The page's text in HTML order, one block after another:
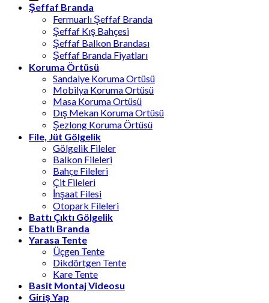
Şeffaf Branda
Fermuarlı Şeffaf Branda
Şeffaf Kış Bahçesi
Şeffaf Balkon Brandası
Şeffaf Branda Fiyatları
Koruma Örtüsü
Sandalye Koruma Ortüsü
Mobilya Koruma Ortüsü
Masa Koruma Ortüsü
Dış Mekan Koruma Ortüsü
Şezlong Koruma Örtüsü
File, Jüt Gölgelik
Gölgelik Fileler
Balkon Fileleri
Bahçe Fileleri
Çit Fileleri
İnşaat Filesi
Otopark Fileleri
Battı Çıktı Gölgelik
Ebatlı Branda
Yarasa Tente
Üçgen Tente
Dikdörtgen Tente
Kare Tente
Basit Montaj Videosu
Giriş Yap